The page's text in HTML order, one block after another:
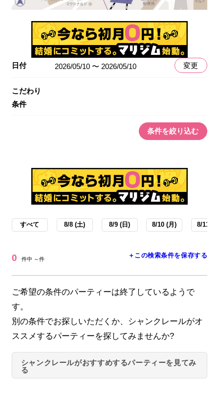
日付 2026/05/10 〜 2026/05/10 変更
こだわり
条件
条件を絞り込む
すべて 8/8 (土) 8/9 (日) 8/10 (月) 8/11 (
0 件中 ～件 ＋この検索条件を保存する
ご希望の条件のパーティーは終了しているようで
す。
別の条件でお探しいただくか、シャンクレールがオ
ススメするパーティーを探してみませんか?
シャンクレールがおすすめするパーティーを見てみ
る